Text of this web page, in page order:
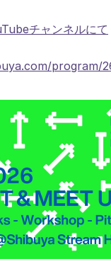
チャンネルにて
program/